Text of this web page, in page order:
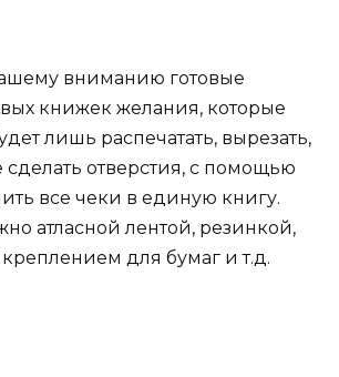
вниманию готовые
книжек желания, которые
лишь распечатать, вырезать,
отверстия, с помощью
все чеки в единую книгу.
атласной лентой, резинкой,
для бумаг и т.д.